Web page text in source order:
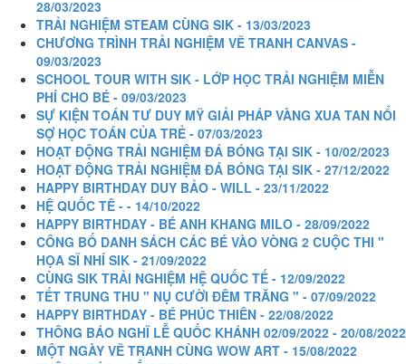
28/03/2023
TRẢI NGHIỆM STEAM CÙNG SIK - 13/03/2023
CHƯƠNG TRÌNH TRẢI NGHIỆM VẼ TRANH CANVAS -
09/03/2023
SCHOOL TOUR WITH SIK - LỚP HỌC TRẢI NGHIỆM MIỄN
PHÍ CHO BÉ - 09/03/2023
SỰ KIỆN TOÁN TƯ DUY MỸ GIẢI PHÁP VÀNG XUA TAN NỔI
SỢ HỌC TOÁN CỦA TRẺ - 07/03/2023
HOẠT ĐỘNG TRẢI NGHIỆM ĐÁ BÓNG TẠI SIK - 10/02/2023
HOẠT ĐỘNG TRẢI NGHIỆM ĐÁ BÓNG TẠI SIK - 27/12/2022
HAPPY BIRTHDAY DUY BẢO - WILL - 23/11/2022
HỆ QUỐC TÊ - - 14/10/2022
HAPPY BIRTHDAY - BÉ ANH KHANG MILO - 28/09/2022
CÔNG BỐ DANH SÁCH CÁC BÉ VÀO VÒNG 2 CUỘC THI "
HỌA SĨ NHÍ SIK - 21/09/2022
CÙNG SIK TRẢI NGHIỆM HỆ QUỐC TẾ - 12/09/2022
TẾT TRUNG THU " NỤ CƯỜI ĐÊM TRĂNG " - 07/09/2022
HAPPY BIRTHDAY - BÉ PHÚC THIÊN - 22/08/2022
THÔNG BÁO NGHĨ LỄ QUỐC KHÁNH 02/09/2022 - 20/08/2022
MỘT NGÀY VẼ TRANH CÙNG WOW ART - 15/08/2022